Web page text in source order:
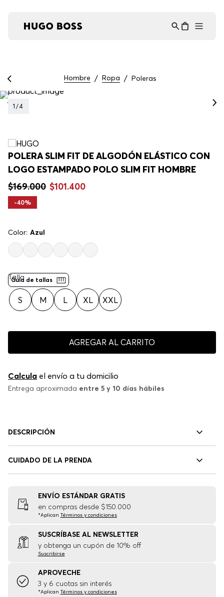
Hombre Ropa Poleras
1 /4
POLERA SLIM FIT DE ALGODÓN ELÁSTICO CON
LOGO ESTAMPADO POLO SLIM FIT HOMBRE
$169.000 $101.400
-40%
Color: Azul
Guía de tallas
Talla
S M L XL XXL
AGREGAR AL CARRITO
Calcula el envío a tu domicilio
Entrega aproximada entre 5 y 10 días hábiles
DESCRIPCIÓN
CUIDADO DE LA PRENDA
ENVÍO ESTÁNDAR GRATIS
en compras desde $150.000
*AplicanTérminos y condiciones
SUSCRÍBASE AL NEWSLETTER
y obtenga un cupón de 10% off
Suscribirse
APROVECHE
3 y 6 cuotas sin interés
*AplicanTérminos y condiciones
Asistente Virtual
en línea ⋮